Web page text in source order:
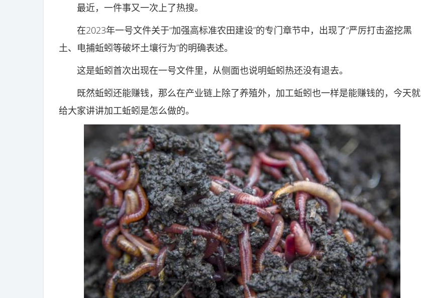
最近，一件事又一次上了热搜。
在2023年一号文件关于“加强高标准农田建设”的专门章节中，出现了“严厉打击盗挖黑
土、电捕蚯蚓等破坏土壤行为”的明确表述。
这是蚯蚓首次出现在一号文件里，从侧面也说明蚯蚓热还没有退去。
既然蚯蚓还能赚钱，那么在产业链上除了养殖外，加工蚯蚓也一样是能赚钱的，今天就
给大家讲讲加工蚯蚓是怎么做的。